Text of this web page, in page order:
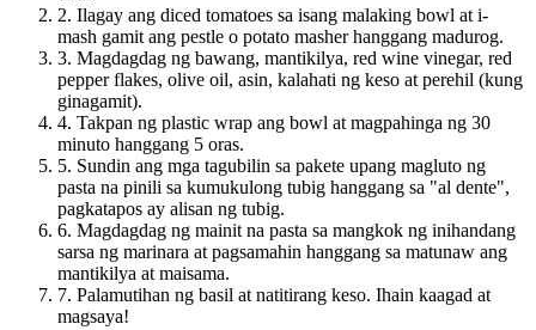
2. Ilagay ang diced tomatoes sa isang malaking bowl at i-
mash gamit ang pestle o potato masher hanggang madurog.
3. Magdagdag ng bawang, mantikilya, red wine vinegar, red
pepper flakes, olive oil, asin, kalahati ng keso at perehil (kung
ginagamit).
4. Takpan ng plastic wrap ang bowl at magpahinga ng 30
minuto hanggang 5 oras.
5. Sundin ang mga tagubilin sa pakete upang magluto ng
pasta na pinili sa kumukulong tubig hanggang sa "al dente",
pagkatapos ay alisan ng tubig.
6. Magdagdag ng mainit na pasta sa mangkok ng inihandang
sarsa ng marinara at pagsamahin hanggang sa matunaw ang
mantikilya at maisama.
7. Palamutihan ng basil at natitirang keso. Ihain kaagad at
magsaya!